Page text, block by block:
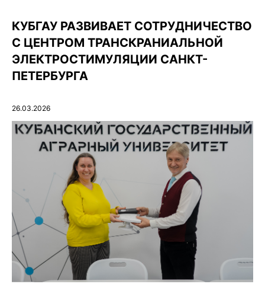
КУБГАУ РАЗВИВАЕТ СОТРУДНИЧЕСТВО
С ЦЕНТРОМ ТРАНСКРАНИАЛЬНОЙ
ЭЛЕКТРОСТИМУЛЯЦИИ САНКТ-
ПЕТЕРБУРГА
26.03.2026